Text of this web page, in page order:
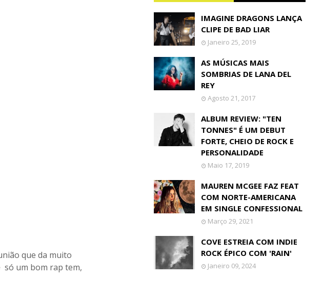
que da muito
só um bom rap tem,
IMAGINE DRAGONS LANÇA
CLIPE DE BAD LIAR
Janeiro 25, 2019
AS MÚSICAS MAIS
SOMBRIAS DE LANA DEL
REY
Agosto 21, 2017
ALBUM REVIEW: "TEN
TONNES" É UM DEBUT
FORTE, CHEIO DE ROCK E
PERSONALIDADE
Maio 17, 2019
MAUREN MCGEE FAZ FEAT
COM NORTE-AMERICANA
EM SINGLE CONFESSIONAL
Março 29, 2021
COVE ESTREIA COM INDIE
ROCK ÉPICO COM 'RAIN'
Janeiro 09, 2024